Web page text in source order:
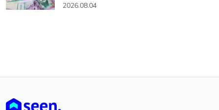
2026.08.04